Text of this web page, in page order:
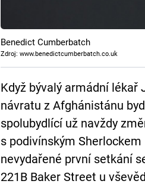
Benedict Cumberbatch
Zdroj: www.benedictcumberbatch.co.uk
Když bývalý armádní lékař
návratu z Afghánistánu
spolubydlící už navždy
s podivínským
nevydařené první setkání
221B Baker Street u